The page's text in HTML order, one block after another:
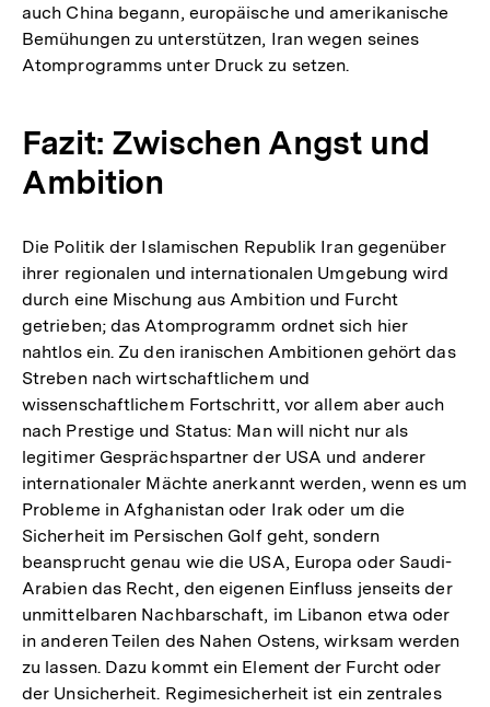
auch China begann, europäische und amerikanische
Bemühungen zu unterstützen, Iran wegen seines
Atomprogramms unter Druck zu setzen.
Fazit: Zwischen Angst und
Ambition
Die Politik der Islamischen Republik Iran gegenüber
ihrer regionalen und internationalen Umgebung wird
durch eine Mischung aus Ambition und Furcht
getrieben; das Atomprogramm ordnet sich hier
nahtlos ein. Zu den iranischen Ambitionen gehört das
Streben nach wirtschaftlichem und
wissenschaftlichem Fortschritt, vor allem aber auch
nach Prestige und Status: Man will nicht nur als
legitimer Gesprächspartner der USA und anderer
internationaler Mächte anerkannt werden, wenn es um
Probleme in Afghanistan oder Irak oder um die
Sicherheit im Persischen Golf geht, sondern
beansprucht genau wie die USA, Europa oder Saudi-
Arabien das Recht, den eigenen Einfluss jenseits der
unmittelbaren Nachbarschaft, im Libanon etwa oder
in anderen Teilen des Nahen Ostens, wirksam werden
zu lassen. Dazu kommt ein Element der Furcht oder
der Unsicherheit. Regimesicherheit ist ein zentrales